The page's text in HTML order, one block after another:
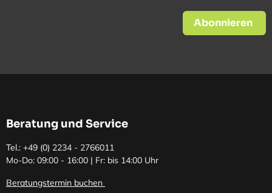
Abonnieren
Beratung und Service
Tel.: +49 (0) 2234 - 2766011
Mo-Do: 09:00 - 16:00 | Fr: bis 14:00 Uhr
Beratungstermin buchen